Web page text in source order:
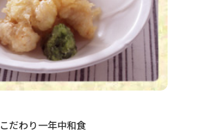
こだわり一年中和食